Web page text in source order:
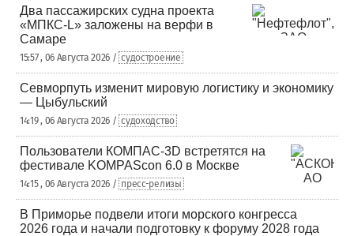
Два пассажирских судна проекта
«МПКС-L» заложены на верфи в
Самаре
15:57 , 06 Августа 2026 / судостроение
Севморпуть изменит мировую логистику и экономику
— Цыбульский
14:19 , 06 Августа 2026 / судоходство
Пользователи КОМПАС-3D встретятся на
фестивале KOMPAScon 6.0 в Москве
14:15 , 06 Августа 2026 / пресс-релизы
В Приморье подвели итоги морского конгресса
2026 года и начали подготовку к форуму 2028 года